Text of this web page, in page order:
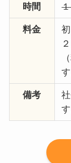
時間
料金
す
備考
す